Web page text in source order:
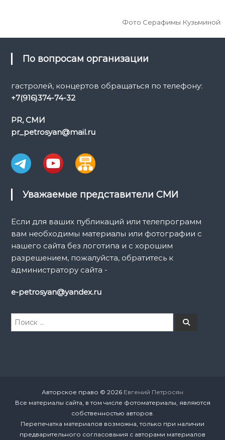
Фото Серафимы Кузьминой
По вопросам организации
гастролей, концертов обращаться по телефону:
+7(916)374-74-32
PR, СМИ
pr_petrosyan@mail.ru
Уважаемые представители СМИ
Если для ваших публикаций или телепрограмм
вам необходимы материалы или фотографии с
нашего сайта без логотипа и с хорошим
разрешением, пожалуйста, обратитесь к
администратору сайта -
e-petrosyan@yandex.ru
И
П
Авторское право © 2026 Евгений Петросян
Все материалы сайта, в том числе фотоматериалы, являются
собственностью авторов.
Перепечатка материалов возможна, только при наличии
предварительного согласования с авторами материалов